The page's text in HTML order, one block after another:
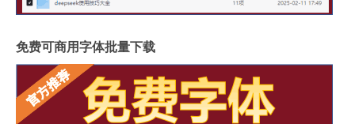
免费可商用字体批量下载